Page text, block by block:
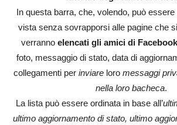
In questa barra, che, volendo, può
vista senza sovrapporsi alle pagine che
verranno elencati gli amici di Facebook
foto, messaggio di stato, data di
collegamenti per inviare loro messaggi
nella loro bacheca.
La lista può essere ordinata in base all’
ultimo aggiornamento di stato, ultimo